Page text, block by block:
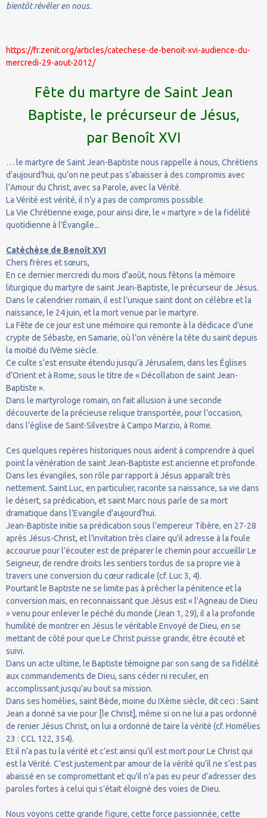
bientôt révéler en nous.
https://fr.zenit.org/articles/catechese-de-benoit-xvi-audience-du-
mercredi-29-aout-2012/
Fête du martyre de Saint Jean
Baptiste, le précurseur de Jésus,
par Benoît XVI
… le martyre de Saint Jean-Baptiste nous rappelle à nous, Chrétiens
d’aujourd’hui, qu’on ne peut pas s’abaisser à des compromis avec
l’Amour du Christ, avec sa Parole, avec la Vérité.
La Vérité est vérité, il n’y a pas de compromis possible.
La Vie Chrétienne exige, pour ainsi dire, le « martyre » de la fidélité
quotidienne à l’Évangile...
Catéchèse de Benoît XVI
Chers frères et sœurs,
En ce dernier mercredi du mois d’août, nous fêtons la mémoire
liturgique du martyre de saint Jean-Baptiste, le précurseur de Jésus.
Dans le calendrier romain, il est l’unique saint dont on célèbre et la
naissance, le 24 juin, et la mort venue par le martyre.
La Fête de ce jour est une mémoire qui remonte à la dédicace d’une
crypte de Sébaste, en Samarie, où l’on vénère la tête du saint depuis
la moitié du IVème siècle.
Ce culte s’est ensuite étendu jusqu’à Jérusalem, dans les Églises
d’Orient et à Rome, sous le titre de « Décollation de saint Jean-
Baptiste ».
Dans le martyrologe romain, on fait allusion à une seconde
découverte de la précieuse relique transportée, pour l’occasion,
dans l’église de Saint-Silvestre à Campo Marzio, à Rome.
Ces quelques repères historiques nous aident à comprendre à quel
point la vénération de saint Jean-Baptiste est ancienne et profonde.
Dans les évangiles, son rôle par rapport à Jésus apparaît très
nettement. Saint Luc, en particulier, raconte sa naissance, sa vie dans
le désert, sa prédication, et saint Marc nous parle de sa mort
dramatique dans l’Evangile d’aujourd’hui.
Jean-Baptiste initie sa prédication sous l’empereur Tibère, en 27-28
après Jésus-Christ, et l’invitation très claire qu’il adresse à la foule
accourue pour l’écouter est de préparer le chemin pour accueillir Le
Seigneur, de rendre droits les sentiers tordus de sa propre vie à
travers une conversion du cœur radicale (cf. Luc 3, 4).
Pourtant le Baptiste ne se limite pas à prêcher la pénitence et la
conversion mais, en reconnaissant que Jésus est « l’Agneau de Dieu
» venu pour enlever le péché du monde (Jean 1, 29), il a la profonde
humilité de montrer en Jésus le véritable Envoyé de Dieu, en se
mettant de côté pour que Le Christ puisse grandir, être écouté et
suivi.
Dans un acte ultime, le Baptiste témoigne par son sang de sa fidélité
aux commandements de Dieu, sans céder ni reculer, en
accomplissant jusqu’au bout sa mission.
Dans ses homélies, saint Bède, moine du IXème siècle, dit ceci : Saint
Jean a donné sa vie pour [le Christ], même si on ne lui a pas ordonné
de renier Jésus Christ, on lui a ordonné de taire la vérité (cf. Homélies
23 : CCL 122, 354).
Et il n’a pas tu la vérité et c’est ainsi qu’il est mort pour Le Christ qui
est la Vérité. C’est justement par amour de la vérité qu’il ne s’est pas
abaissé en se compromettant et qu’il n’a pas eu peur d’adresser des
paroles fortes à celui qui s’était éloigné des voies de Dieu.
Nous voyons cette grande figure, cette force passionnée, cette